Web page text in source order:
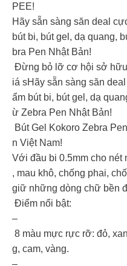
PEE!
Hãy sẵn sàng săn deal
bút bi, bút gel, dạ quang,
bra Pen Nhật Bản!
Đừng bỏ lỡ cơ hội sở
iá sHãy sẵn sàng săn
ẩm bút bi, bút gel, dạ
ừ Zebra Pen Nhật Bản!
Bút Gel Kokoro Zebra
n Việt Nam!
Với đầu bi 0.5mm cho
, mau khô, chống phai,
giữ những dòng chữ bền
Điểm nổi bật:
–
8 màu mực rực rỡ: đỏ,
g, cam, vàng.
–